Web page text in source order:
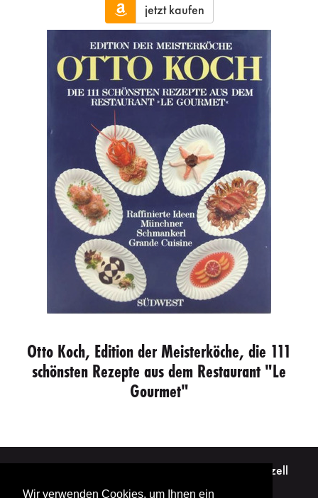
Wir verwenden Cookies, um Ihnen ein
jetzt kaufen
Otto Koch, Edition der Meisterköche, die 111
schönsten Rezepte aus dem Restaurant "Le
Gourmet"
Otto Koch · Eschenriederstraße 47 · 82194 Gröbenzell
Tel. +49 173 5708102 · mail@ottokoch.com